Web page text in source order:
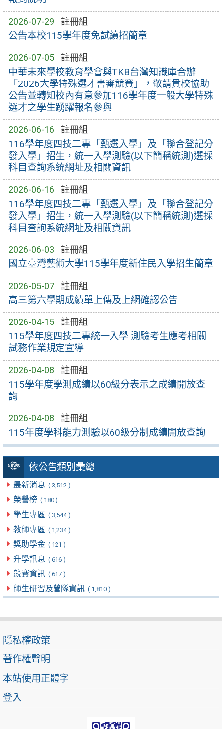
2026-07-29 註冊組
公告本校115學年度免試續招簡章
2026-07-05 註冊組
中華未來學校教育學會與TKB台灣知識庫合辦
「2026大學特殊選才書審競賽」，敬請貴校協助
公告並轉知校內有意參加116學年度一般大學特殊
選才之學生踴躍報名參與
2026-06-16 註冊組
116學年度四技二專「甄選入學」及「聯合登記分
發入學」招生，統一入學測驗(以下簡稱統測)選採
科目查詢系統網址及相關資訊
2026-06-16 註冊組
116學年度四技二專「甄選入學」及「聯合登記分
發入學」招生，統一入學測驗(以下簡稱統測)選採
科目查詢系統網址及相關資訊
2026-06-03 註冊組
國立臺灣藝術大學115學年度新住民入學招生簡章
2026-05-07 註冊組
高三第六學期成績單上傳及上網確認公告
2026-04-15 註冊組
115學年度四技二專統一入學 測驗考生應考相關
試務作業規定宣導
2026-04-08 註冊組
115學年度學測成績以60級分表示之成績開放查
詢
2026-04-08 註冊組
115年度學科能力測驗以60級分制成績開放查詢
依公告類別彙總
最新消息 ( 3,512 )
榮譽榜 ( 180 )
學生專區 ( 3,544 )
教師專區 ( 1,234 )
獎助學金 ( 121 )
升學訊息 ( 616 )
競賽資訊 ( 617 )
師生研習及營隊資訊 ( 1,810 )
隱私權政策
著作權聲明
本站使用正體字
登入